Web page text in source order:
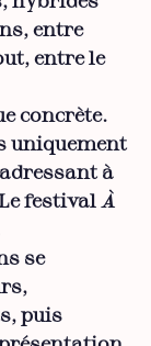
entre
entre le
concrète.
uniquement
à
festival À
se
puis